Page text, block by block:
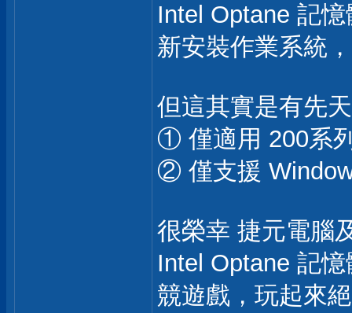
Intel Optane 記
新安裝作業系統
但這其實是有先
① 僅適用 200系
② 僅支援
很榮幸 捷元電腦
Intel Optane 記
競遊戲，玩起來